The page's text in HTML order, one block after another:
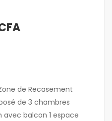
de Recasement
de 3 chambres
avec balcon 1 espace